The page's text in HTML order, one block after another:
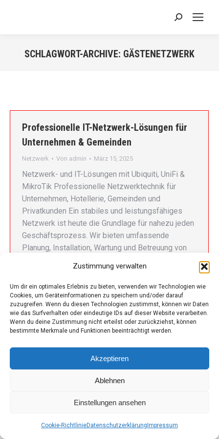
Zustimmung verwalten
Um dir ein optimales Erlebnis zu bieten, verwenden wir Technologien wie
Cookies, um Geräteinformationen zu speichern und/oder darauf
zuzugreifen. Wenn du diesen Technologien zustimmst, können wir Daten
wie das Surfverhalten oder eindeutige IDs auf dieser Website verarbeiten.
Wenn du deine Zustimmung nicht erteilst oder zurückziehst, können
bestimmte Merkmale und Funktionen beeinträchtigt werden.
Akzeptieren
Ablehnen
Einstellungen ansehen
Cookie-RichtlinieDatenschutzerklärung Impressum
Search:
SCHLAGWORT-ARCHIVE: GÄSTENETZWERK
Professionelle IT-Netzwerk-Lösungen für
Unternehmen & Gemeinden
Netzwerk Von admin März 15, 2025
Netzwerk- und IT-Lösungen mit Ubiquiti, UniFi &
MikroTik Professionelle Netzwerktechnik für
Unternehmen, Hotellerie, Gemeinden und
Privatkunden Ein stabiles und leistungsfähiges
Netzwerk ist heute die Grundlage für nahezu jeden
Geschäftsprozess. Wir bieten umfassende
Planung, Installation, Wartung und Betreuung von
Technologien von Ubiquiti, UniFi und MikroTik. Von
kleinen Unternehmensnetzwerken bis hin zu…
© iT-Stuff.at
Footer